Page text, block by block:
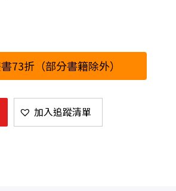
73折（部分書籍除外）
加入追蹤清單